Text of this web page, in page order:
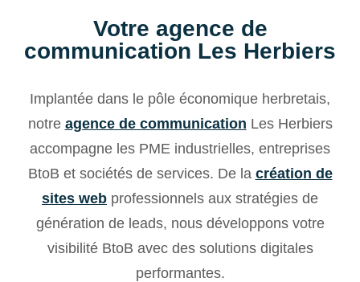
Votre agence de
communication Les Herbiers
Implantée dans le pôle économique herbretais,
notre agence de communication Les Herbiers
accompagne les PME industrielles, entreprises
BtoB et sociétés de services. De la création de
sites web professionnels aux stratégies de
génération de leads, nous développons votre
visibilité BtoB avec des solutions digitales
performantes.